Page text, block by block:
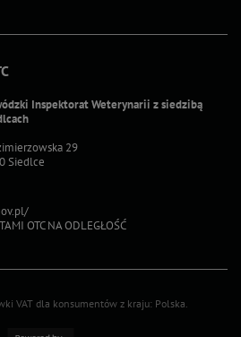
Inspektorat Weterynarii z siedzibą
29
Siedlce
OTC NA ODLEGŁOŚĆ
VAT dla konsumentów z kraju: Polska.